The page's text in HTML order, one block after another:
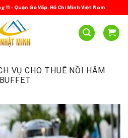
11 – Quận Gò Vấp, Hồ Chí Minh Việt Nam
VỤ CHO THUÊ NỒI HÂM
BUFFET